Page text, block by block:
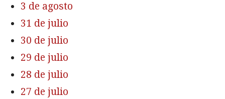
3 de agosto
31 de julio
30 de julio
29 de julio
28 de julio
27 de julio